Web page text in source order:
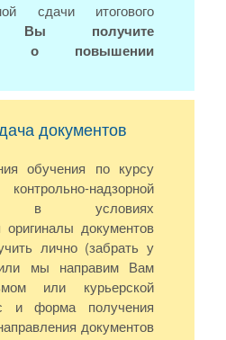
сдачи итогового
Вы получите
о повышении
документов
обучения по курсу
надзорной
в условиях
оригиналы документов
лично (забрать у
мы направим Вам
или курьерской
и форма получения
документов